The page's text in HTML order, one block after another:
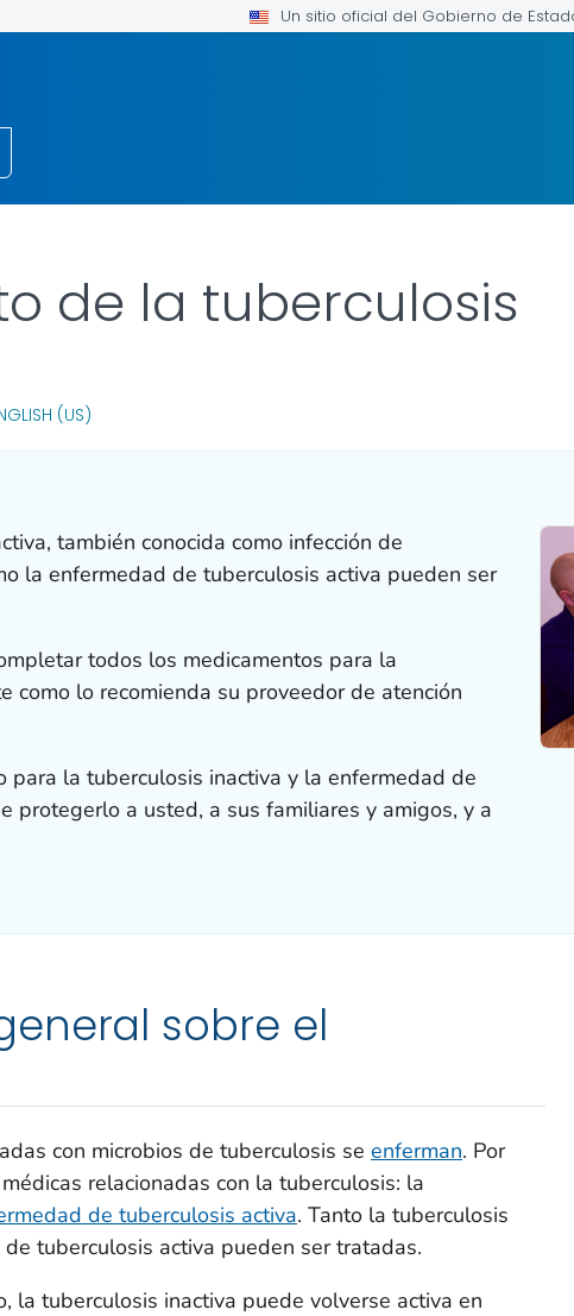
Un sitio oficial del Gobierno de
FOR DETAILS.
(US)
de la tuberculosis
también conocida como infección de
la enfermedad de tuberculosis activa pueden ser
todos los medicamentos para la
como lo recomienda su proveedor de atención
para la tuberculosis inactiva y la enfermedad de
protegerlo a usted, a sus familiares y amigos, y a
sobre el
con microbios de tuberculosis se enferman. Por
relacionadas con la tuberculosis: la
de tuberculosis activa. Tanto la tuberculosis
tuberculosis activa pueden ser tratadas.
la tuberculosis inactiva puede volverse activa en